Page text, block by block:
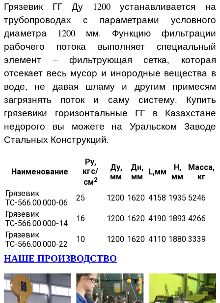
Грязевик ГГ Ду 1200 устанавливается на
трубопроводах с параметрами условного
диаметра 1200 мм. Функцию фильтрации
рабочего потока выполняет специальный
элемент – фильтрующая сетка, которая
отсекает весь мусор и инородные вещества в
воде, не давая шламу и другим примесям
загрязнять поток и саму систему. Купить
грязевики горизонтальные ГГ в Казахстане
недорого вы можете на Уральском Заводе
Стальных Конструкций.
Наименование
Ру,
кгс/
см2
Ду,
мм
Дн,
мм
L,мм
H,
мм
Масса,
кг
Грязевик
ТС-566.00.000-06
25 1200 1620 4158 1935 5246
Грязевик
ТС-566.00.000-14
16 1200 1620 4190 1893 4266
Грязевик
ТС-566.00.000-22
10 1200 1620 4110 1880 3339
НАШЕ ПРОИЗВОДСТВО